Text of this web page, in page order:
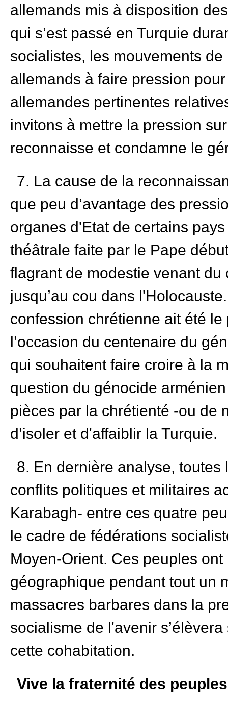
allemands mis à disposition
qui s’est passé en Turquie
socialistes, les mouvements
allemands à faire pression
allemandes pertinentes
invitons à mettre la pression
reconnaisse et condamne le
7. La cause de la
que peu d’avantage des
organes d'Etat de certains
théâtrale faite par le Pape
flagrant de modestie venant du
jusqu’au cou dans
confession chrétienne ait été
l’occasion du centenaire du
qui souhaitent faire croire à la
question du génocide
pièces par la chrétienté -ou de
d’isoler et d'affaiblir la Turquie.
8. En dernière analyse,
conflits politiques et militaires
Karabagh- entre ces quatre
le cadre de fédérations
Moyen-Orient. Ces peuples
géographique pendant tout un
massacres barbares dans la
socialisme de l'avenir
cette cohabitation.
Vive la fraternité des